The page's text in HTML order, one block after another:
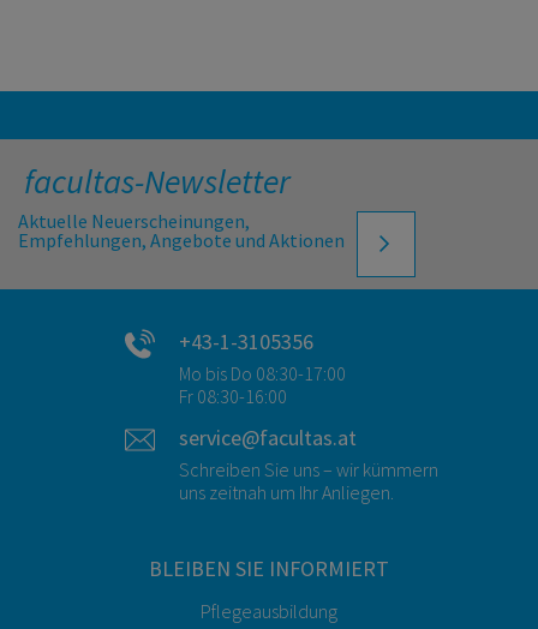
facultas-Newsletter
Aktuelle Neuerscheinungen,
Empfehlungen, Angebote und Aktionen
+43-1-3105356
Mo bis Do 08:30-17:00
Fr 08:30-16:00
service@facultas.at
Schreiben Sie uns – wir kümmern
uns zeitnah um Ihr Anliegen.
BLEIBEN SIE INFORMIERT
Pflegeausbildung